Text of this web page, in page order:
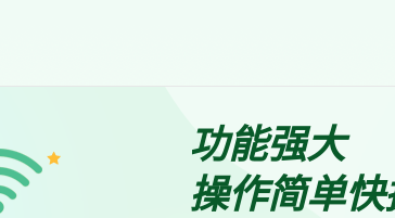
功能强大
操作简单